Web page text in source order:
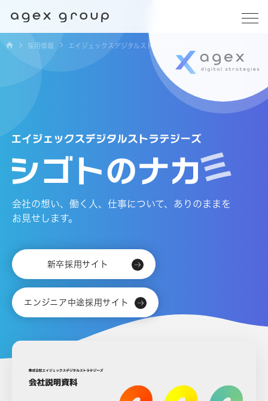
採用情報 エイジェックスデジタルストラテジーズ
会社の想い、働く人、仕事について、ありのままを
お見せします。
新卒採用サイト
エンジニア中途採用サイト